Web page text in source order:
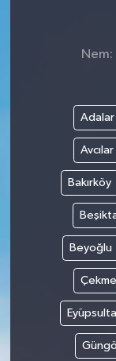
Nem:
Adalar
Avcılar
Bakırköy
Beyoğlu